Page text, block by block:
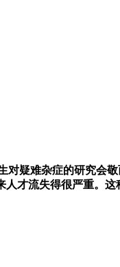
对疑难杂症的研究会
才流失得很严重。